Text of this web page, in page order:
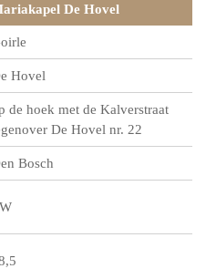
De Hovel
Hovel
de hoek met de Kalverstraat
De Hovel nr. 22
Bosch